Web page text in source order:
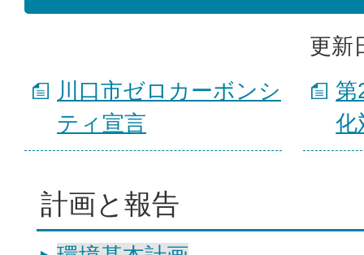
更新
川口市ゼロカーボンシ
ティ宣言
第
化
計画と報告